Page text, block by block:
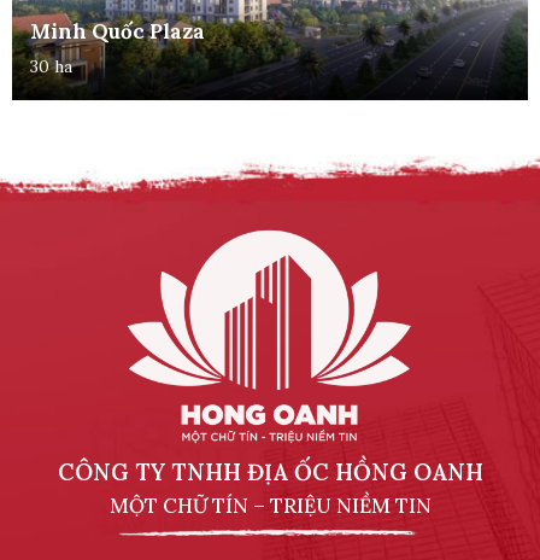
Minh Quốc Plaza
30 ha
CÔNG TY TNHH ĐỊA ỐC HỒNG OANH
MỘT CHỮ TÍN – TRIỆU NIỀM TIN